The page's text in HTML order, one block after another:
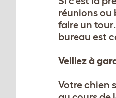
réunions ou
faire un
bureau est
Veillez à
Votre chien